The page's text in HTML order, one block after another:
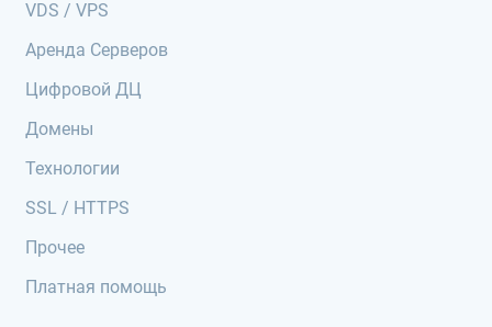
VDS / VPS
Аренда Серверов
Цифровой ДЦ
Домены
Технологии
SSL / HTTPS
Прочее
Платная помощь